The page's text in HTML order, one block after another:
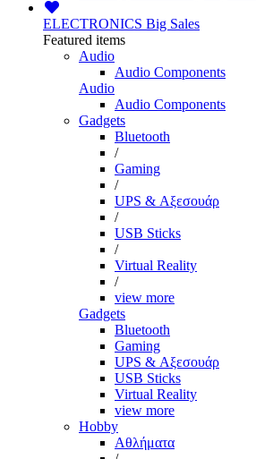
ELECTRONICS Big Sales
Featured items
Audio
Audio Components
Audio
Audio Components
Gadgets
Bluetooth
/
Gaming
/
UPS & Αξεσουάρ
/
USB Sticks
/
Virtual Reality
/
view more
Gadgets
Bluetooth
Gaming
UPS & Αξεσουάρ
USB Sticks
Virtual Reality
view more
Hobby
Αθλήματα